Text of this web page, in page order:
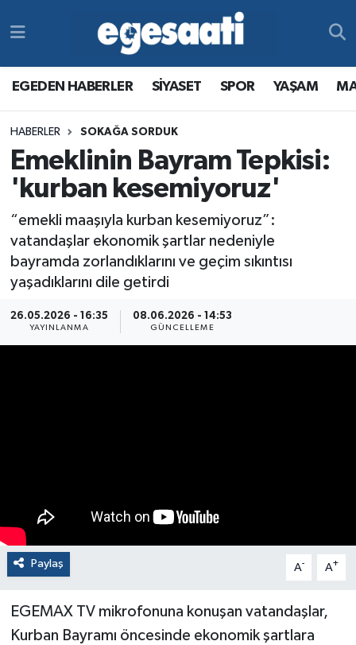
EGEDEN HABERLER SİYASET SPOR YAŞAM
HABERLER SOKAĞA SORDUK
Emeklinin Bayram Tepkisi:
'kurban kesemiyoruz'
“emekli maaşıyla kurban kesemiyoruz”:
vatandaşlar ekonomik şartlar nedeniyle
bayramda zorlandıklarını ve geçim sıkıntısı
yaşadıklarını dile getirdi
26.05.2026 - 16:35
YAYINLANMA
08.06.2026 - 14:53
GÜNCELLEME
Paylaş A- A+
EGEMAX TV mikrofonuna konuşan vatandaşlar,
Kurban Bayramı öncesinde ekonomik şartlara
MAGAZİN
RESMİ REKLAMLAR
YAŞAM
MAGAZİN
RESMİ REKLAMLAR
Tüm Manşetler
Son Dakika Haberleri
Haber Arşivi